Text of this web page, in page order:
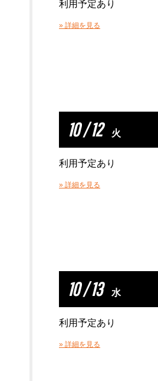
利用予定あり
» 詳細を見る
10 / 12 火
利用予定あり
» 詳細を見る
10 / 13 水
利用予定あり
» 詳細を見る